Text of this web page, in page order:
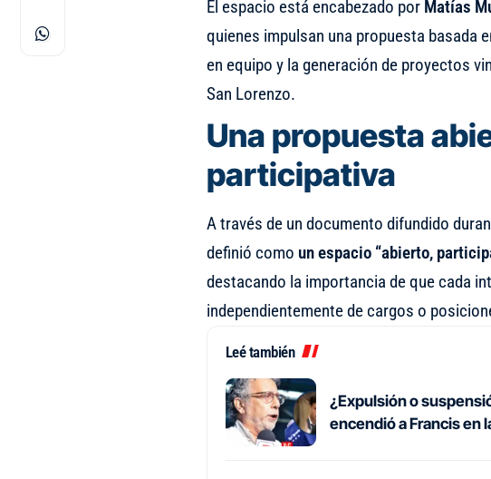
El espacio está encabezado por Matías
quienes impulsan una propuesta basada
en equipo y la generación de proyectos
San Lorenzo.
Una propuesta
participativa
A través de un documento difundido
definió como un espacio “abierto,
destacando la importancia de que cada
independientemente de cargos o
Leé también
¿Expulsión o
encendió a Francis en